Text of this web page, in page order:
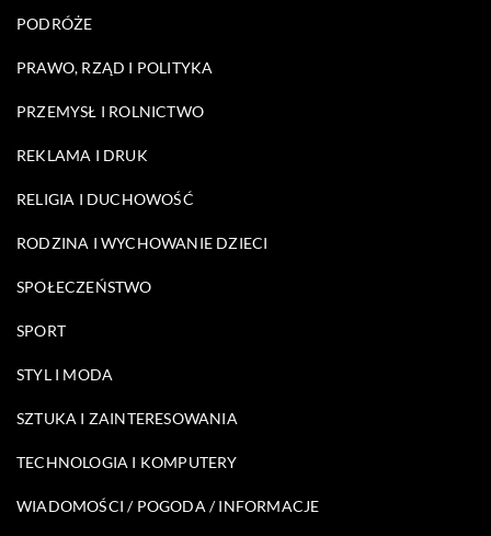
PODRÓŻE
PRAWO, RZĄD I POLITYKA
PRZEMYSŁ I ROLNICTWO
REKLAMA I DRUK
RELIGIA I DUCHOWOŚĆ
RODZINA I WYCHOWANIE DZIECI
SPOŁECZEŃSTWO
SPORT
STYL I MODA
SZTUKA I ZAINTERESOWANIA
TECHNOLOGIA I KOMPUTERY
WIADOMOŚCI / POGODA / INFORMACJE